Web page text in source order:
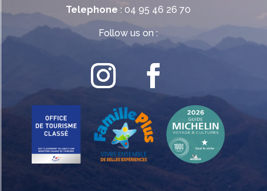
Telephone : 04 95 46 26 70
Follow us on :